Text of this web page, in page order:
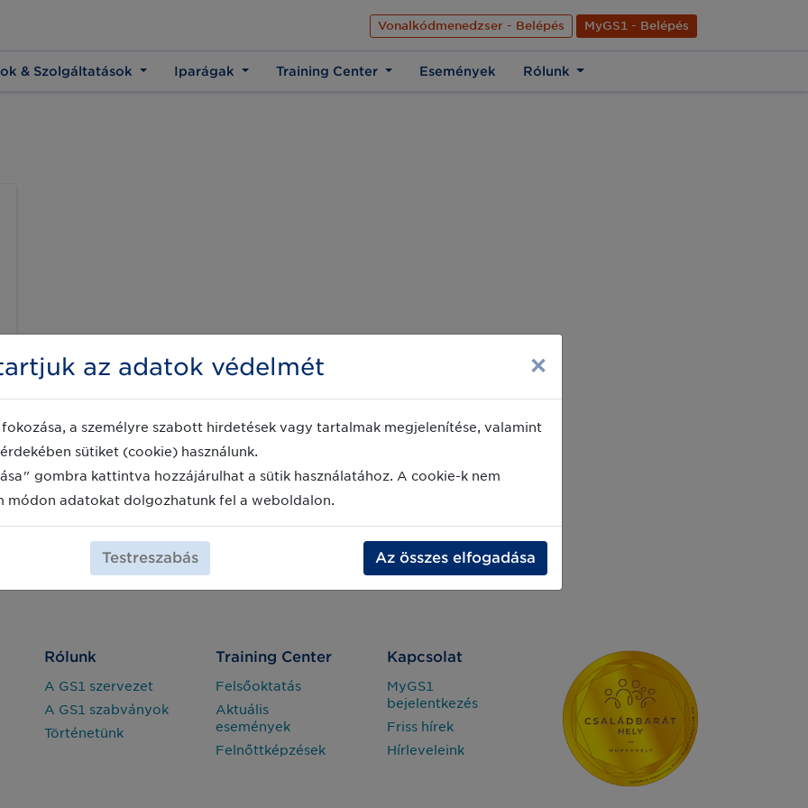
Az üzleti élet közös nyelve Hírek Kapcsolat Rólunk
EN
Vonalkódmenedzser - Belépés
MyGS1 - Belépés
& Szolgáltatások Iparágak Training Center Események Rólunk
Rólunk
A GS1 szervezet
A GS1 szabványok
Történetünk
Training Center
Felsőoktatás
Aktuális
események
Felnőttképzések
Kapcsolat
MyGS1
bejelentkezés
Friss hírek
Hírleveleink
az adatok védelmét ×
a személyre szabott hirdetések vagy tartalmak megjelenítése, valamint
sütiket (cookie) használunk.
gombra kattintva hozzájárulhat a sütik használatához. A cookie-k nem
módon adatokat dolgozhatunk fel a weboldalon.
Testreszabás Az összes elfogadása